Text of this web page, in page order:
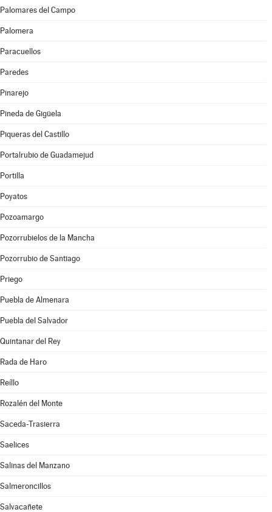
Palomares del Campo
Palomera
Paracuellos
Paredes
Pinarejo
Pineda de Gigüela
Piqueras del Castillo
Portalrubio de Guadamejud
Portilla
Poyatos
Pozoamargo
Pozorrubielos de la Mancha
Pozorrubio de Santiago
Priego
Puebla de Almenara
Puebla del Salvador
Quintanar del Rey
Rada de Haro
Reíllo
Rozalén del Monte
Saceda-Trasierra
Saelices
Salinas del Manzano
Salmeroncillos
Salvacañete